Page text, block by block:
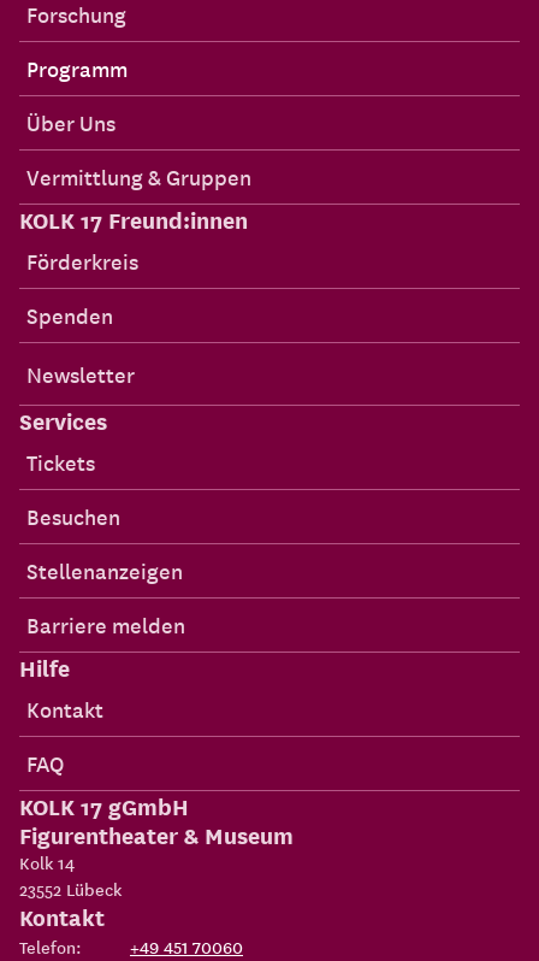
Inhalte
Figurentheater
Museum
Forschung
Programm
Über Uns
Vermittlung & Gruppen
KOLK 17 Freund:innen
Förderkreis
Spenden
Newsletter
Services
Tickets
Besuchen
Stellenanzeigen
Barriere melden
Hilfe
Kontakt
FAQ